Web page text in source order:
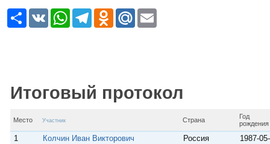
Р
V
K
W
T
O
s
n
i
M
Итоговый протокол
Место Участник Страна
Год
рождения
1 Колчин Иван Викторович Россия
1987-